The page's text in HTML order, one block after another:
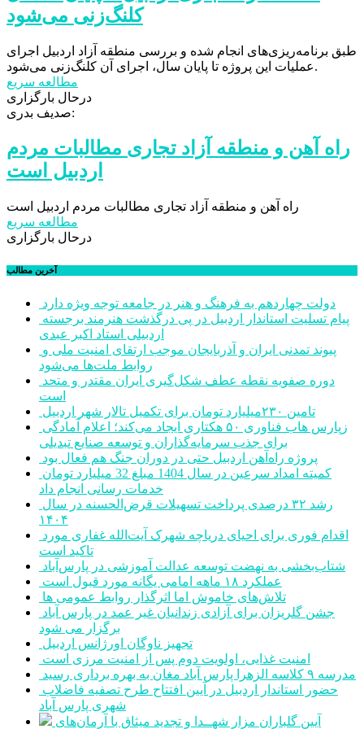
کلنگ‌زنی می‌شود
طبق برنامه‌ریزی‌های انجام شده و بررسی منطقه آزاد اردبیل اجرای
عملیات این پروژه تا پایان سال، اجرای آن کلنگ‌زنی می‌شود.
مطالعه سریع
درحال بارگزاری
صدیف بدری:
راه آهن و منطقه آزاد تجاری مطالبات مردم
اردبیل است
راه آهن و منطقه آزاد تجاری مطالبات مردم اردبیل است
مطالعه سریع
درحال بارگزاری
آخرین مطالب
دولت چهاردهم به فرهنگ و هنر در جامعه توجه ویژه دارد
اردبیلی استاد اکبر عبدی
روابط ملت‌ها می‌شود
است
تامین ۲۳۰میلیارد تومان برای تکمیل تالار شهر اردبیل
برای جذب سرمایه‌گذاران و توسعه صنایع تبدیلی
پروژه راه‌آهن اردبیل حتی در دوران جنگ هم فعال بود
خدمات رسانی انجام داد
۱۴۰۴
تاکید است
شتاب‌بخشی به نهضت توسعه عدالت آموزشی در پارس‌آباد
عملکرد ۱۸ ماهه امامی یگانه مورد قبول است
تلاش‌های خاموش اما اثرگذار روابط عمومی ها
برگزار می شود
تجهیز ناوگان اورژانس اردبیل
امنیت غذایی، اولویت دوم پس از امنیت مرزی است
مدرسه ۹ کلاسه الزهرا پارس آباد مغان به بهره برداری رسید
شهری پارس آباد